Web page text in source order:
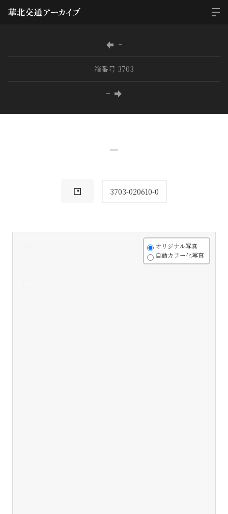
−
箱番号 3703
−
−
3703-020610-0
オリジナル写真
自動カラー化写真